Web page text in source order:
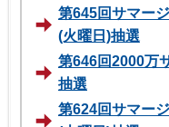
第645回サマー
(火曜日)抽選
第646回2000万
抽選
第624回サマー